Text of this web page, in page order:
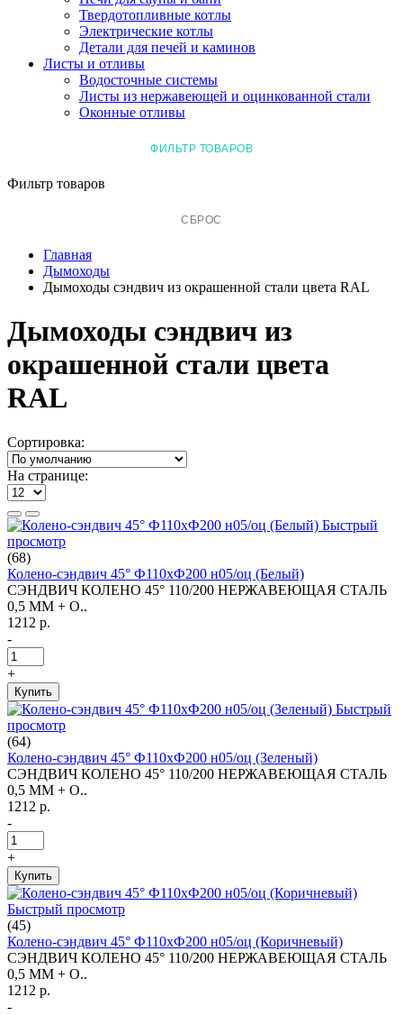
Твердотопливные котлы
Электрические котлы
Детали для печей и каминов
Листы и отливы
Водосточные системы
Листы из нержавеющей и оцинкованной стали
Оконные отливы
ФИЛЬТР ТОВАРОВ
Фильтр товаров
СБРОС
Главная
Дымоходы
Дымоходы сэндвич из окрашенной стали цвета RAL
Дымоходы сэндвич из
окрашенной стали цвета
RAL
Сортировка:
На странице:
Быстрый
просмотр
(68)
Колено-сэндвич 45° Ф110хФ200 н05/оц (Белый)
СЭНДВИЧ КОЛЕНО 45° 110/200 НЕРЖАВЕЮЩАЯ СТАЛЬ
0,5 ММ + О..
1212 р.
-
+
Купить
Быстрый
просмотр
(64)
Колено-сэндвич 45° Ф110хФ200 н05/оц (Зеленый)
СЭНДВИЧ КОЛЕНО 45° 110/200 НЕРЖАВЕЮЩАЯ СТАЛЬ
0,5 ММ + О..
1212 р.
-
+
Купить
Быстрый просмотр
(45)
Колено-сэндвич 45° Ф110хФ200 н05/оц (Коричневый)
СЭНДВИЧ КОЛЕНО 45° 110/200 НЕРЖАВЕЮЩАЯ СТАЛЬ
0,5 ММ + О..
1212 р.
-